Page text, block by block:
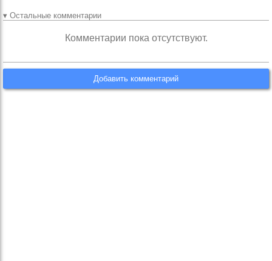
▾ Остальные комментарии
Комментарии пока отсутствуют.
Добавить комментарий